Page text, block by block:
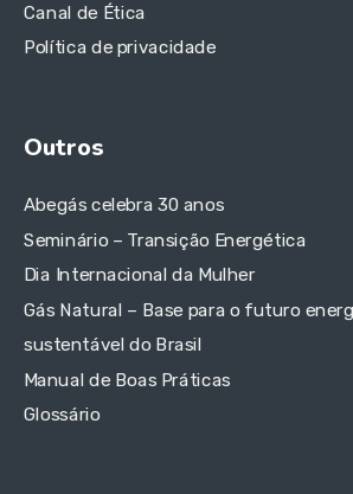
Canal de Ética
Política de privacidade
Outros
Abegás celebra 30 anos
Seminário – Transição Energética
Dia Internacional da Mulher
Gás Natural – Base para o futuro
sustentável do Brasil
Manual de Boas Práticas
Glossário